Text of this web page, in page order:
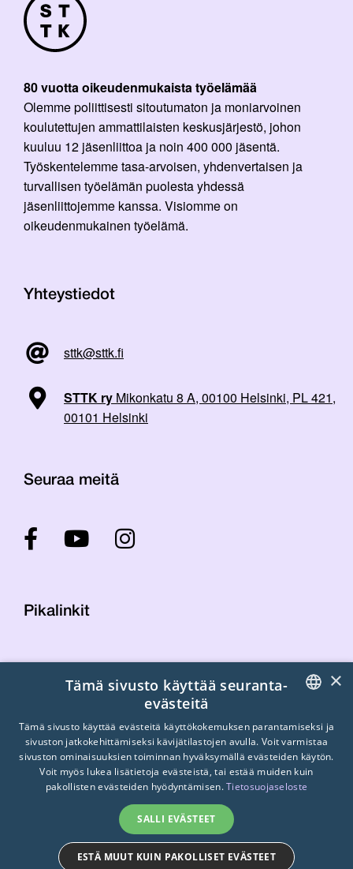
80 vuotta oikeudenmukaista työelämää
Olemme poliittisesti sitoutumaton ja moniarvoinen
koulutettujen ammattilaisten keskusjärjestö, johon
kuuluu 12 jäsenliittoa ja noin 400 000 jäsentä.
Työskentelemme tasa-arvoisen, yhdenvertaisen ja
turvallisen työelämän puolesta yhdessä
jäsenliittojemme kanssa. Visiomme on
oikeudenmukainen työelämä.
Yhteystiedot
sttk@sttk.fi
STTK ry Mikonkatu 8 A, 00100 Helsinki, PL 421,
00101 Helsinki
Seuraa meitä
Pikalinkit
Laskutustiedot
Tietosuojaseloste
Turvallisemman tilan periaatteet
© 2026 STTK. Made with ❤ byAvoin.Systems
FINNISH
SWEDISH
×
Tämä sivusto käyttää seuranta-
evästeitä
Tämä sivusto käyttää evästeitä käyttökokemuksen parantamiseksi ja
sivuston jatkokehittämiseksi kävijätilastojen avulla. Voit varmistaa
sivuston ominaisuuksien toiminnan hyväksymällä evästeiden käytön.
Voit myös lukea lisätietoja evästeistä, tai estää muiden kuin
pakollisten evästeiden hyödyntämisen.Tietosuojaseloste
SALLI EVÄSTEET
ESTÄ MUUT KUIN PAKOLLISET EVÄSTEET